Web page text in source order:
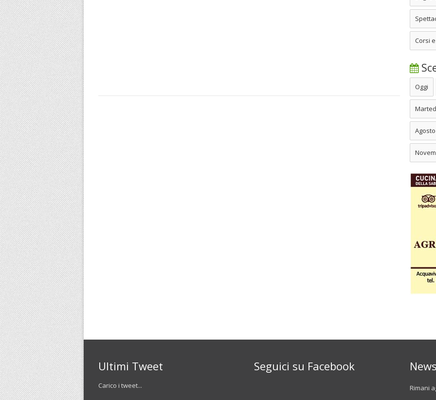
Corsi
Oggi
Agosto
Ultimi Tweet
Carico i tweet...
Seguici su Facebook
Rimani